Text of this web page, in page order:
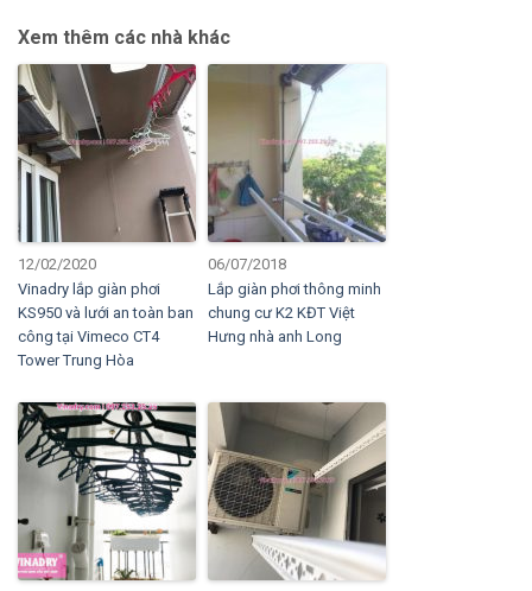
Xem thêm các nhà khác
12/02/2020
Vinadry lắp giàn phơi
KS950 và lưới an toàn ban
công tại Vimeco CT4
Tower Trung Hòa
06/07/2018
Lắp giàn phơi thông minh
chung cư K2 KĐT Việt
Hưng nhà anh Long